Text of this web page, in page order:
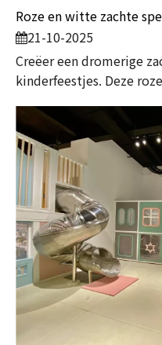
21-10-2025
Creëer een dromerige
kinderfeestjes. Deze